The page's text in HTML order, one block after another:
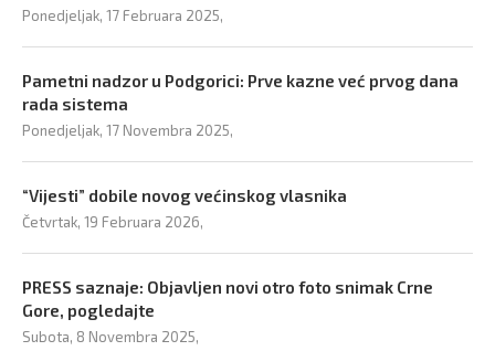
Ponedjeljak, 17 Februara 2025,
Pametni nadzor u Podgorici: Prve kazne već prvog dana
rada sistema
Ponedjeljak, 17 Novembra 2025,
“Vijesti” dobile novog većinskog vlasnika
Četvrtak, 19 Februara 2026,
PRESS saznaje: Objavljen novi otro foto snimak Crne
Gore, pogledajte
Subota, 8 Novembra 2025,